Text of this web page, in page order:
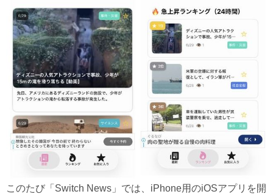
このたび「Switch News」では、iPhone用のiOSアプリを開